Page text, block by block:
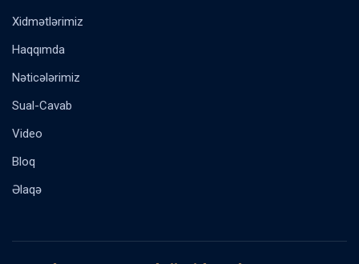
Xidmətlərimiz
Haqqımda
Nəticələrimiz
Sual-Cavab
Video
Bloq
Əlaqə